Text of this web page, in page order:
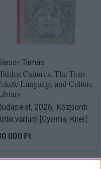
Tamás
Cultures. The Tony
Language and Culture
2026, Központi
[Gyoma, Kner]
000 Ft